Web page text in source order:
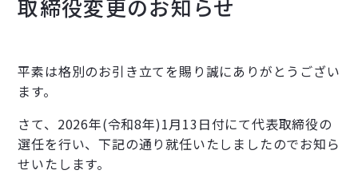
取締役変更のお知らせ
平素は格別のお引き立てを賜り誠にありがとうござい
ます。
さて、2026年(令和8年)1月13日付にて代表取締役の
選任を行い、下記の通り就任いたしましたのでお知ら
せいたします。